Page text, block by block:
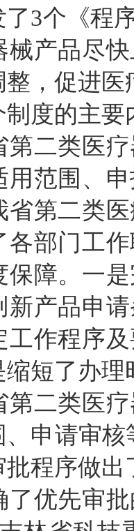
3个《程
械产品尽
，促进
度的主要
类医疗
用范围、
省第二类
各部门工
保障。一
新产品申
工作程序
短了办
类医疗
申请审
程序做出
先审批